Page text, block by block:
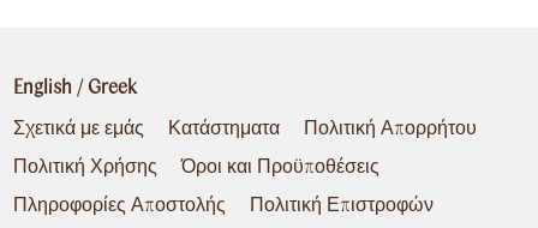
English / Greek
Σχετικά με εμάς
Κατάστηματα
Πολιτική Απορρήτου
Πολιτική Χρήσης
Όροι και Προϋποθέσεις
Πληροφορίες Αποστολής
Πολιτική Επιστροφών